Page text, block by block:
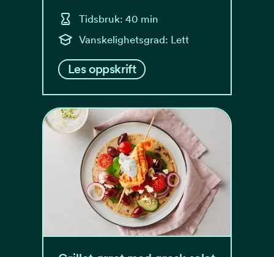
Tidsbruk: 40 min
Vanskelighetsgrad: Lett
Les oppskrift